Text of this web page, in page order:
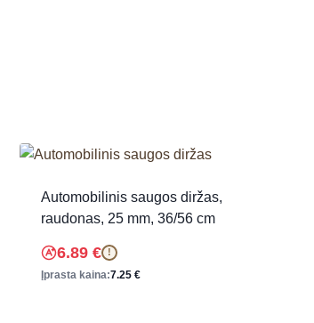
Automobilinis saugos diržas,
raudonas, 25 mm, 36/56 cm
6.89 € !
Įprasta kaina:7.25 €